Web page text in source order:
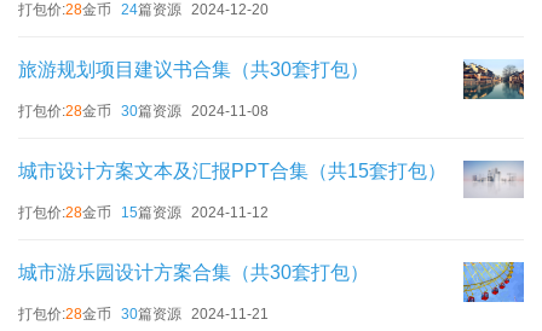
打包价:28金币 24篇资源 2024-12-20
旅游规划项目建议书合集（共30套打包）
打包价:28金币 30篇资源 2024-11-08
城市设计方案文本及汇报PPT合集（共15套打包）
打包价:28金币 15篇资源 2024-11-12
城市游乐园设计方案合集（共30套打包）
打包价:28金币 30篇资源 2024-11-21